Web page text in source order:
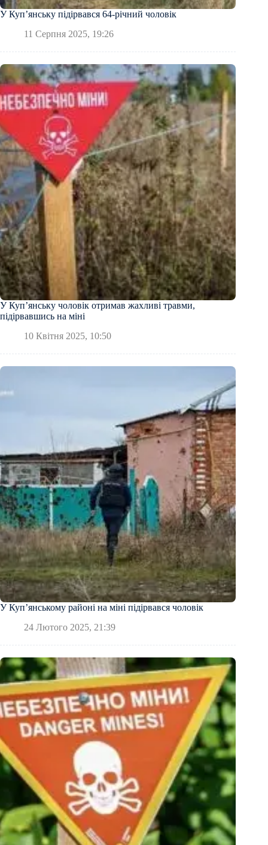
У Куп’янську підірвався 64-річний чоловік
11 Серпня 2025, 19:26
У Купʼянську чоловік отримав жахливі травми,
підірвавшись на міні
10 Квітня 2025, 10:50
У Куп’янському районі на міні підірвався чоловік
24 Лютого 2025, 21:39